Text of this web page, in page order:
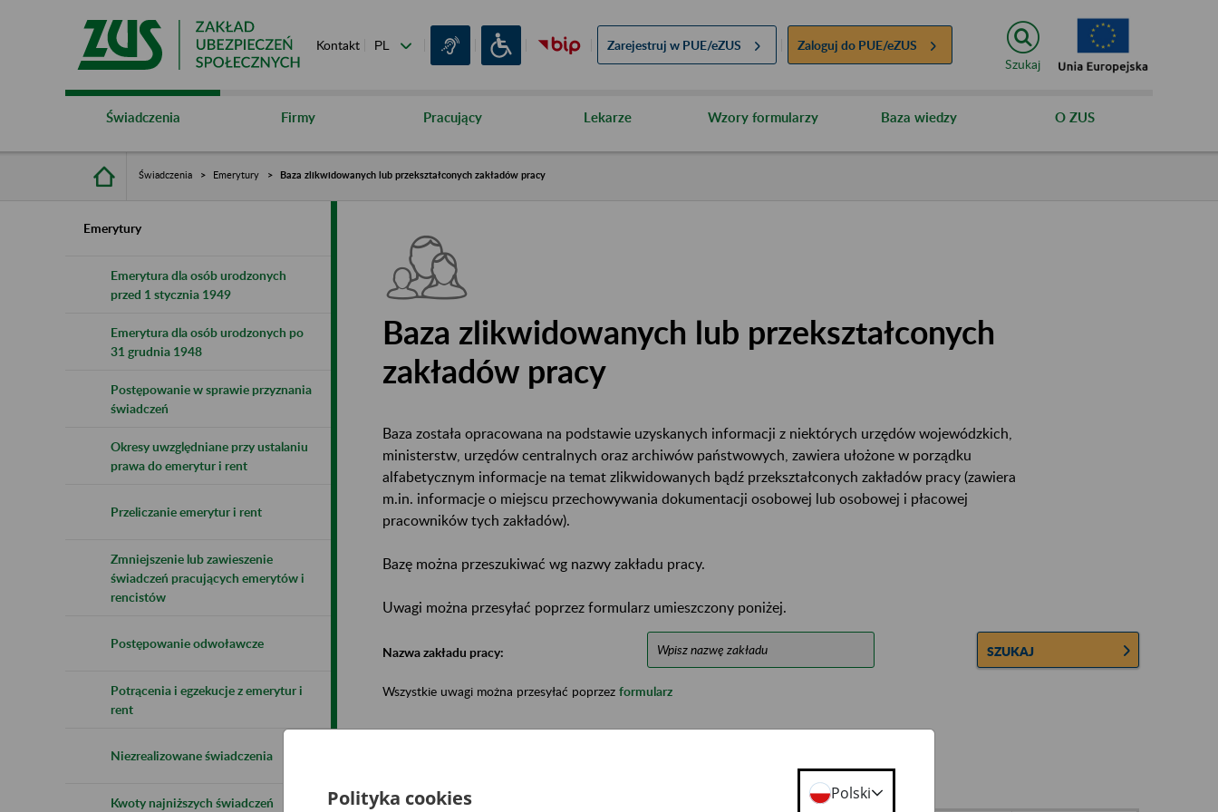
Kontakt Zarejestruj w PUE/eZUS Zaloguj do PUE/eZUS
Szukaj
Świadczenia Firmy Pracujący Lekarze Wzory formularzy Baza wiedzy O ZUS
Świadczenia Emerytury Baza zlikwidowanych lub przekształconych zakładów pracy
Emerytury
Emerytura dla osób urodzonych
przed 1 stycznia 1949
Emerytura dla osób urodzonych po
31 grudnia 1948
Postępowanie w sprawie przyznania
świadczeń
Okresy uwzględniane przy ustalaniu
prawa do emerytur i rent
Przeliczanie emerytur i rent
Zmniejszenie lub zawieszenie
świadczeń pracujących emerytów i
rencistów
Postępowanie odwoławcze
Potrącenia i egzekucje z emerytur i
rent
Niezrealizowane świadczenia
Kwoty najniższych świadczeń
Baza zlikwidowanych lub przekształconych
zakładów pracy
Baza została opracowana na podstawie uzyskanych informacji z niektórych urzędów wojewódzkich,
ministerstw, urzędów centralnych oraz archiwów państwowych, zawiera ułożone w porządku
alfabetycznym informacje na temat zlikwidowanych bądź przekształconych zakładów pracy (zawiera
m.in. informacje o miejscu przechowywania dokumentacji osobowej lub osobowej i płacowej
pracowników tych zakładów).
Bazę można przeszukiwać wg nazwy zakładu pracy.
Uwagi można przesyłać poprzez formularz umieszczony poniżej.
Nazwa zakładu pracy: SZUKAJ
Wszystkie uwagi można przesyłać poprzez formularz
Polityka cookies Polski